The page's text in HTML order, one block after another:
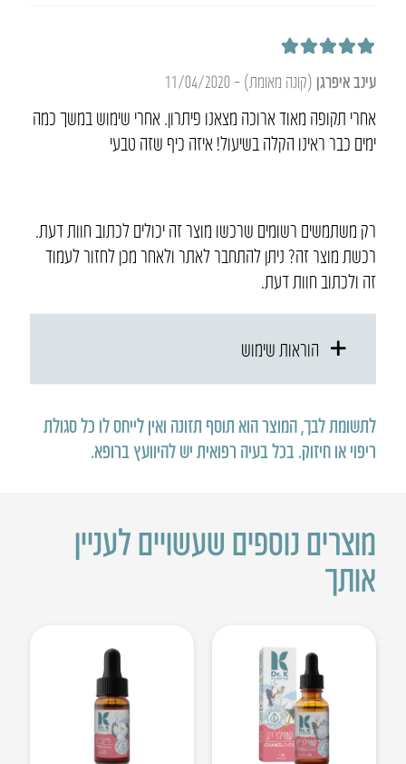
עינב איפרגן (קונה מאומת) –
11/04/2020
אחרי תקופה מאוד ארוכה מצאנו פיתרון. אחרי שימוש במשך כמה
ימים כבר ראינו הקלה בשיעול! איזה כיף שזה טבעי
רק משתמשים רשומים שרכשו מוצר זה יכולים לכתוב חוות דעת.
רכשת מוצר זה? ניתן להתחבר לאתר ולאחר מכן לחזור לעמוד
זה ולכתוב חוות דעת.
הוראות שימוש
לתשומת לבך, המוצר הוא תוסף תזונה ואין לייחס לו כל סגולת
ריפוי או חיזוק. בכל בעיה רפואית יש להיוועץ ברופא.
מוצרים נוספים שעשויים לעניין
אותך